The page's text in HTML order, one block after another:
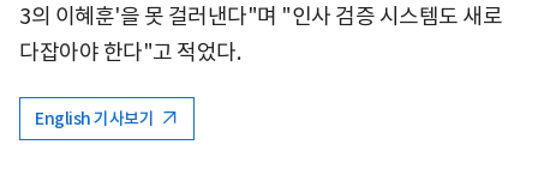
3의 이혜훈'을 못 걸러낸다"며 "인사 검증 시스템도 새로
다잡아야 한다"고 적었다.
English 기사보기